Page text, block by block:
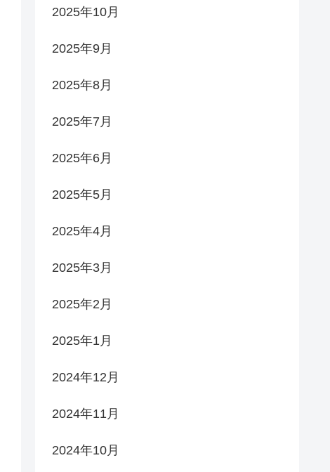
2025年10月
2025年9月
2025年8月
2025年7月
2025年6月
2025年5月
2025年4月
2025年3月
2025年2月
2025年1月
2024年12月
2024年11月
2024年10月